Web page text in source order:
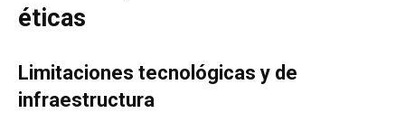
éticas
Limitaciones tecnológicas y de
infraestructura